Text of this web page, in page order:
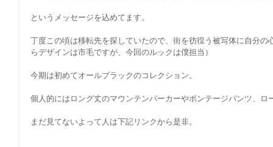
というメッセージを込めてます。
丁度この頃は移転先を探していたので、街を彷徨う被写体に自分
らデザインは市毛ですが、今回のルックは僕担当）
今期は初めてオールブラックのコレクション。
個人的にはロング丈のマウンテンパーカーやボンテージパンツ、ロ
まだ見てないよって人は下記リンクから是非。